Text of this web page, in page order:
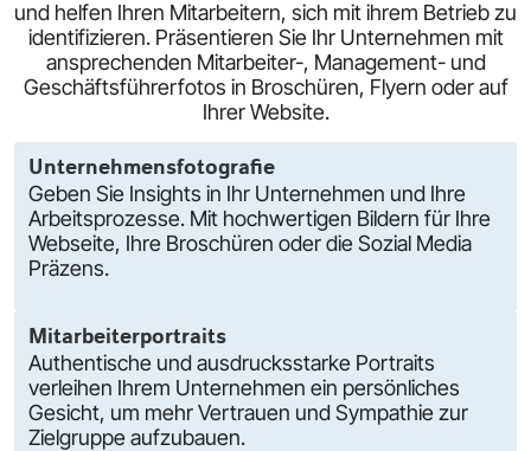
und helfen Ihren Mitarbeitern, sich mit ihrem Betrieb zu
identifizieren. Präsentieren Sie Ihr Unternehmen mit
ansprechenden Mitarbeiter-, Management- und
Geschäftsführerfotos in Broschüren, Flyern oder auf
Ihrer Website.
Unternehmensfotografie
Geben Sie Insights in Ihr Unternehmen und Ihre
Arbeitsprozesse. Mit hochwertigen Bildern für Ihre
Webseite, Ihre Broschüren oder die Sozial Media
Präzens.
Mitarbeiterportraits
Authentische und ausdrucksstarke Portraits
verleihen Ihrem Unternehmen ein persönliches
Gesicht, um mehr Vertrauen und Sympathie zur
Zielgruppe aufzubauen.